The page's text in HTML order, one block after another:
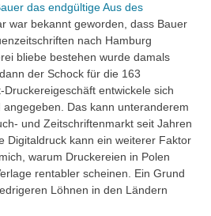
das endgültige Aus des
war bekannt geworden, dass Bauer
nach Hamburg
bliebe bestehen wurde damals
der Schock für die 163
entwickele sich
Das kann unteranderem
und Zeitschriftenmarkt seit Jahren
Digitaldruck kann ein weiterer Faktor
warum Druckereien in Polen
rentabler scheinen. Ein Grund
Löhnen in den Ländern